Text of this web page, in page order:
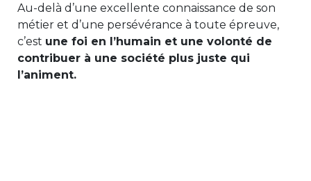
Au-delà d’une excellente connaissance de son
métier et d’une persévérance à toute épreuve,
c’est une foi en l’humain et une volonté de
contribuer à une société plus juste qui
l’animent.